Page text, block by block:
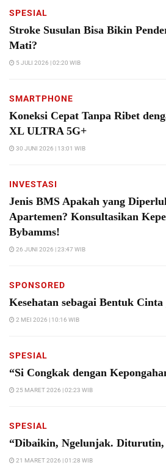
SPESIAL
Stroke Susulan Bisa Bikin
Mati?
5 JULI 2026 | 02:20 WIB
SMARTPHONE
Koneksi Cepat Tanpa Ribet
XL ULTRA 5G+
30 JUNI 2026 | 13:01 WIB
INVESTASI
Jenis BMS Apakah yang
Apartemen? Konsultasikan
Bybamms!
26 JUNI 2026 | 23:47 WIB
SPONSORED
Kesehatan sebagai Bentuk
2 MEI 2026 | 10:16 WIB
SPESIAL
“Si Congkak dengan
25 MARET 2026 | 02:23 WIB
SPESIAL
“Dibaikin, Ngelunjak. Diturutin,
21 MARET 2026 | 01:28 WIB